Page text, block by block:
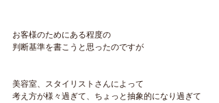
お客様のためにある程度の
判断基準を書こうと思ったのですが
美容室、スタイリストさんによって
考え方が様々過ぎて、ちょっと抽象的になり過ぎて